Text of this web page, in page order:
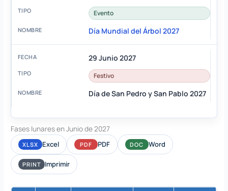
Evento
Día Mundial del Árbol 2027
29 Junio 2027
Festivo
Día de San Pedro y San Pablo 2027
Fases lunares en Junio de 2027
XLSX Excel PDF PDF DOC Word
PRINT Imprimir